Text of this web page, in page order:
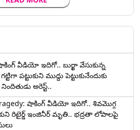
వీడియో ఇదిగో.. బుర్ఖా వేసుకున్న
పట్టుకుని ముద్దు పెట్టుకునేందుకు
అరెస్ట్..
షాకింగ్ వీడియో ఇదిగో.. శివమొగ్గ
రిటైర్డ్ ఇంజినీర్ మృతి.. భద్రతా లోపాలపై